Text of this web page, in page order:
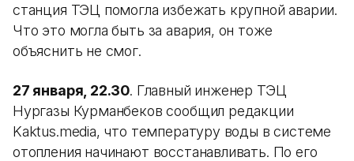
станция ТЭЦ помогла избежать крупной аварии.
Что это могла быть за авария, он тоже
объяснить не смог.
27 января, 22.30. Главный инженер ТЭЦ
Нургазы Курманбеков сообщил редакции
Kaktus.media, что температуру воды в системе
отопления начинают восстанавливать. По его